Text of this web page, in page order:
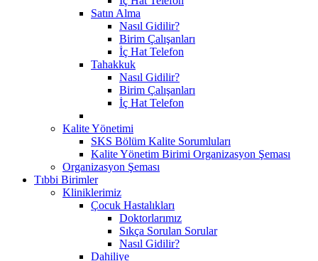
Satın Alma
Nasıl Gidilir?
Birim Çalışanları
İç Hat Telefon
Tahakkuk
Nasıl Gidilir?
Birim Çalışanları
İç Hat Telefon
Kalite Yönetimi
SKS Bölüm Kalite Sorumluları
Kalite Yönetim Birimi Organizasyon Şeması
Organizasyon Şeması
Tıbbi Birimler
Kliniklerimiz
Çocuk Hastalıkları
Doktorlarımız
Sıkça Sorulan Sorular
Nasıl Gidilir?
Dahiliye